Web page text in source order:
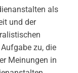
als
und der
zu, die
Meinungen in